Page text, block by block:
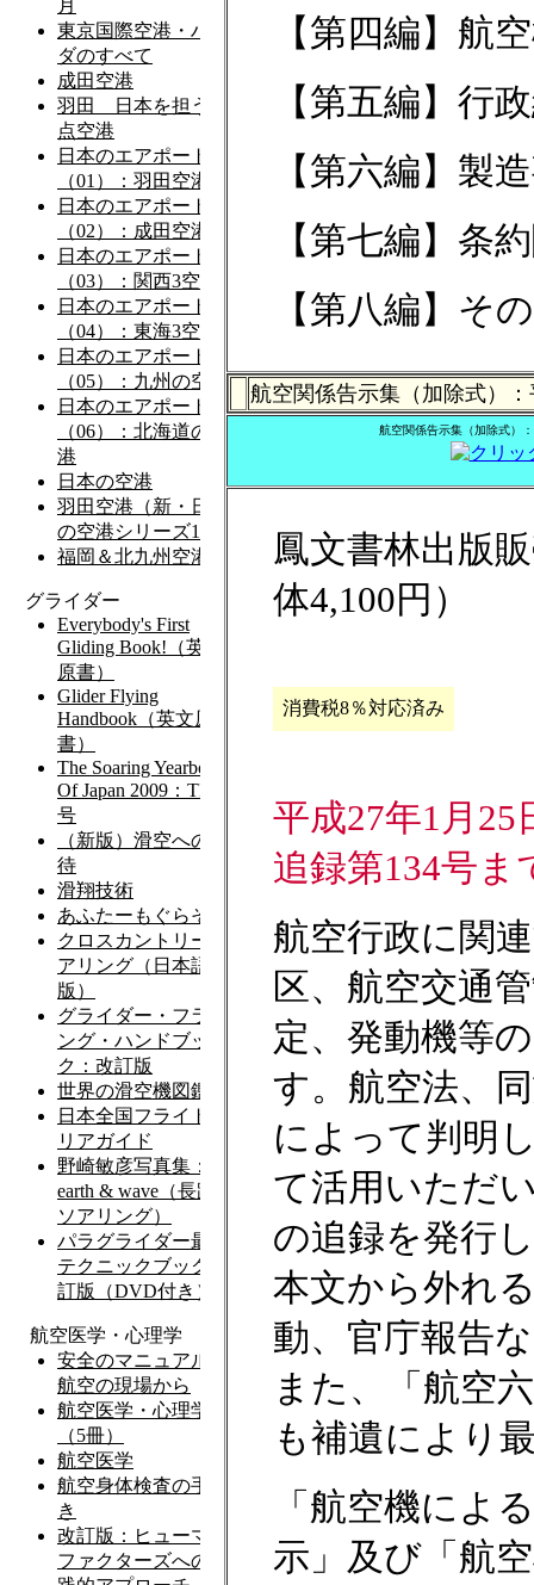
【第四編】航
【第五編】行
【第六編】製
【第七編】条
【第八編】そ
航空関係告示集（加除式）
航空関係告示集（加除式）
鳳文書林出版
体4,100円）
消費税8％対応済み
平成27年1月25
追録第134号ま
航空行政に関
区、航空交通
定、発動機等
す。航空法、
によって判明
て活用いただ
の追録を発行
本文から外れ
動、官庁報告
また、「航空
も補遺により
「航空機によ
示」及び「航